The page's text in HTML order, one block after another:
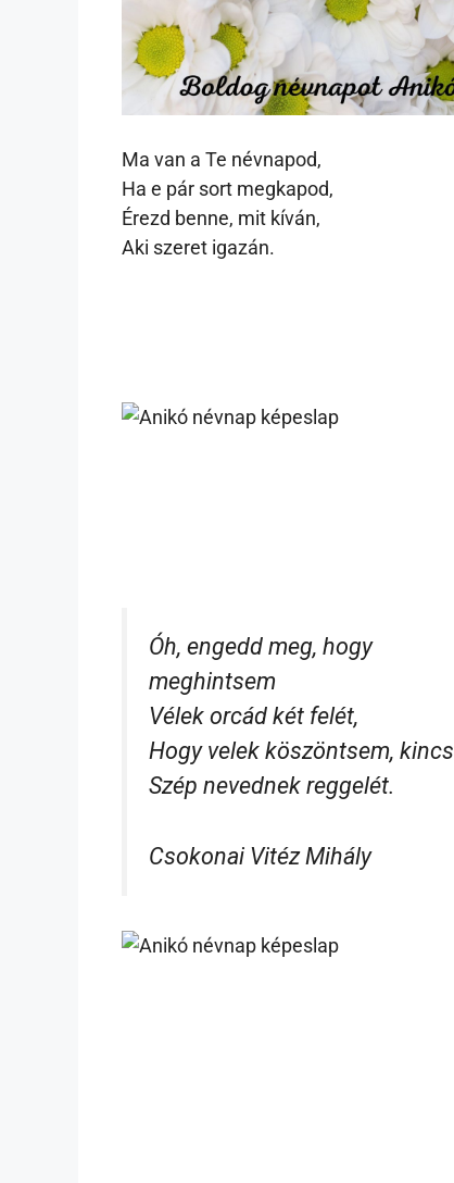
Ma van a Te névnapod,
Ha e pár sort megkapod,
Érezd benne, mit kíván,
Aki szeret igazán.
Óh, engedd meg, hogy
meghintsem
Vélek orcád két felét,
Hogy velek köszöntsem,
Szép nevednek reggelét.
Csokonai Vitéz Mihály